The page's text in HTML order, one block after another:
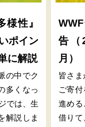
性』
ポイン
に解説
の中でク
多くなっ
では、生
解説しま
告（
月）
皆さ
ご寄
進める
借りて